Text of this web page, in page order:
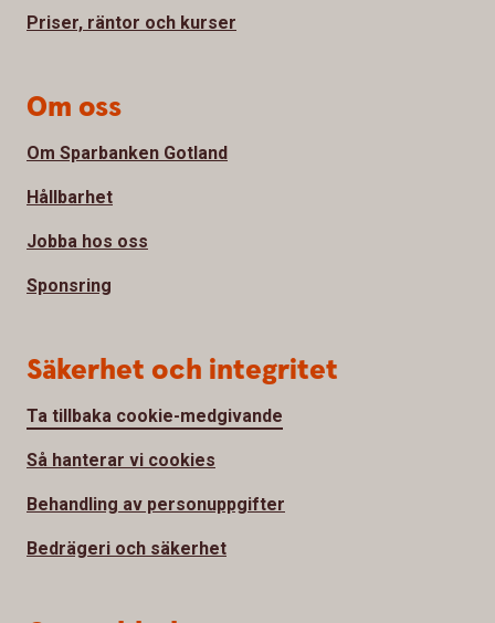
Priser, räntor och kurser
Om oss
Om Sparbanken Gotland
Hållbarhet
Jobba hos oss
Sponsring
Säkerhet och integritet
Ta tillbaka cookie-medgivande
Så hanterar vi cookies
Behandling av personuppgifter
Bedrägeri och säkerhet